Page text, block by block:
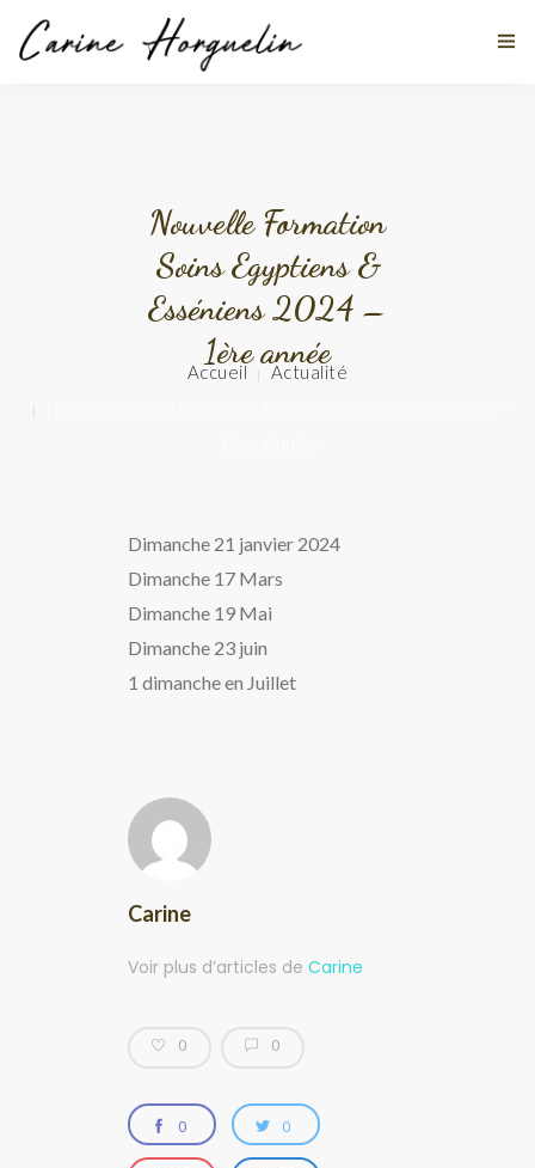
Nouvelle Formation
Soins Egyptiens &
Esséniens 2024 –
1ère année
Accueil
Actualité
Dimanche 21 janvier 2024
Dimanche 17 Mars
Dimanche 19 Mai
Dimanche 23 juin
1 dimanche en Juillet
Carine
Voir plus d’articles de Carine
0 0
0 0